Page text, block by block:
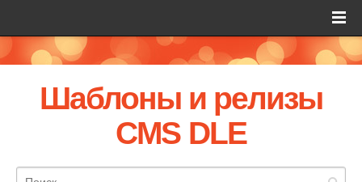
Шаблоны и релизы
CMS DLE